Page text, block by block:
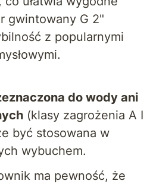
gwintowany G 2"
z popularnymi
do wody ani
(klasy zagrożenia A I
być stosowana w
wybuchem.
ma pewność, że